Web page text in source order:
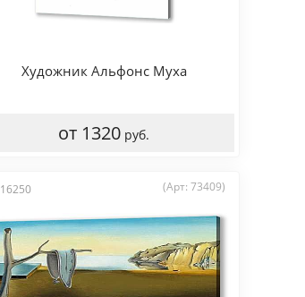
Художник Альфонс Муха
от 1320 руб.
16250 (Арт: 73409)